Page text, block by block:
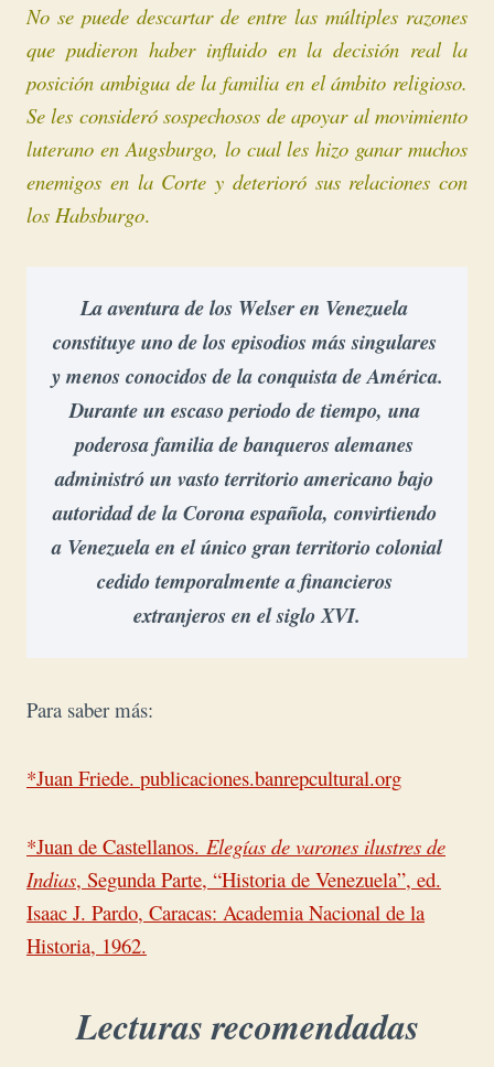
No se puede descartar de entre las múltiples razones
que pudieron haber influido en la decisión real la
posición ambigua de la familia en el ámbito religioso.
Se les consideró sospechosos de apoyar al movimiento
luterano en Augsburgo, lo cual les hizo ganar muchos
enemigos en la Corte y deterioró sus relaciones con
los Habsburgo.
La aventura de los Welser en Venezuela
constituye uno de los episodios más singulares
y menos conocidos de la conquista de América.
Durante un escaso periodo de tiempo, una
poderosa familia de banqueros alemanes
administró un vasto territorio americano bajo
autoridad de la Corona española, convirtiendo
a Venezuela en el único gran territorio colonial
cedido temporalmente a financieros
extranjeros en el siglo XVI.
Para saber más:
*Juan Friede. publicaciones.banrepcultural.org
*Juan de Castellanos. Elegías de varones ilustres de
Indias, Segunda Parte, “Historia de Venezuela”, ed.
Isaac J. Pardo, Caracas: Academia Nacional de la
Historia, 1962.
Lecturas recomendadas